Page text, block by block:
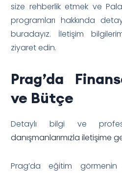
size rehberlik etmek ve
programları hakkında
buradayız. İletişim
ziyaret edin.
Prag’da
ve Bütçe
Detaylı bilgi ve
danışmanlarımızla iletişime
Prag’da eğitim